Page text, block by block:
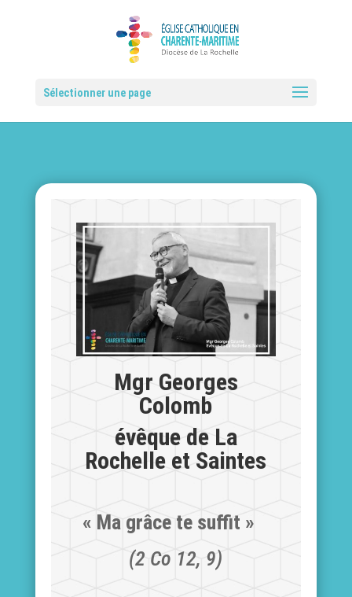
Sélectionner une page
Mgr Georges
Colomb
évêque de La
Rochelle et Saintes
« Ma grâce te suffit »
(2 Co 12, 9)